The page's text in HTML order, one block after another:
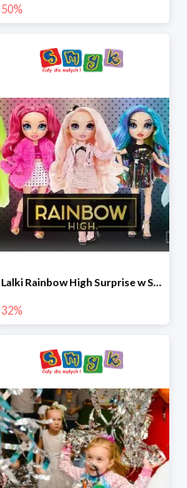
50%
Lalki Rainbow High Surprise w Smyku do -35%
32%